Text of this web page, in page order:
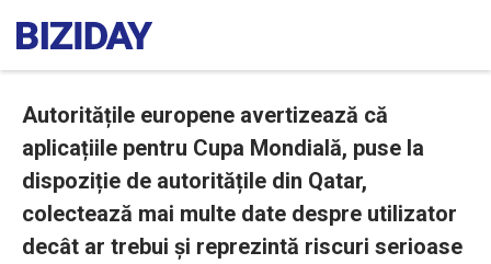
Autoritățile europene avertizează că
aplicațiile pentru Cupa Mondială, puse la
dispoziție de autoritățile din Qatar,
colectează mai multe date despre utilizator
decât ar trebui și reprezintă riscuri serioase